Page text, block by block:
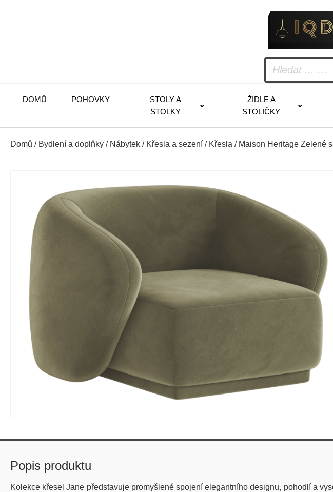
DOMŮ POHOVKY
STOLY A
STOLKY
ŽIDLE A
STOLIČKY
Domů / Bydlení a doplňky / Nábytek / Křesla a sezení / Křesla / Maison Heritage Zelené
Popis produktu
Kolekce křesel Jane představuje promyšlené spojení elegantního designu, pohodlí a